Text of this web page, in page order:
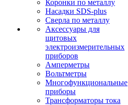
Коронки по металлу
Насадки SDS-plus
Сверла по металлу
Аксессуары для
щитовых
электроизмерительных
приборов
Амперметры
Вольтметры
Многофункциональные
приборы
Трансформаторы тока